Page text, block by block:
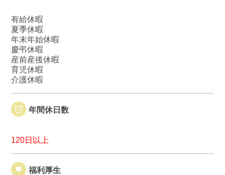
有給休暇
夏季休暇
年末年始休暇
慶弔休暇
産前産後休暇
育児休暇
介護休暇
年間休日数
120日以上
福利厚生